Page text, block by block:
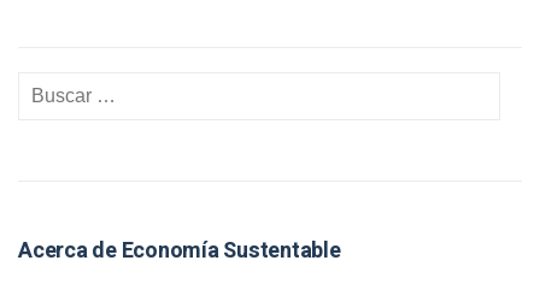
Acerca de Economía Sustentable